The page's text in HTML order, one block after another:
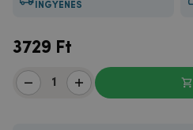
INGYENES
3729 Ft